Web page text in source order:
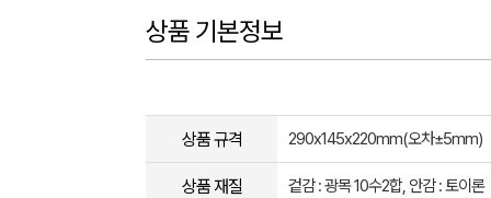
상품 기본정보
상품 규격 290x145x220mm(오차±5mm)
상품 재질 겉감 : 광목 10수2합, 안감 : 토이론